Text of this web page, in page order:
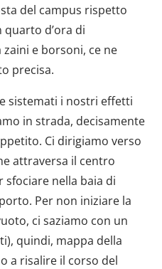
del campus rispetto
quarto d’ora di
e borsoni, ce ne
precisa.
sistemati i nostri effetti
in strada, decisamente
Ci dirigiamo verso
attraversa il centro
sfociare nella baia di
Per non iniziare la
ci saziamo con un
quindi, mappa della
a risalire il corso del